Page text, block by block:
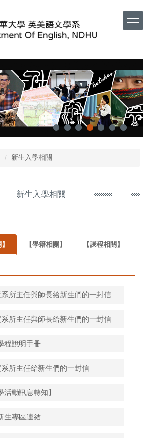
新生入學相關
新生入學相關
【學籍相關】 【課程相關】
系所主任與師長給新生們的一封信
系所主任與師長給新生們的一封信
程說明手冊
系所主任給新生們的一封信
活動訊息轉知】
生專區連結